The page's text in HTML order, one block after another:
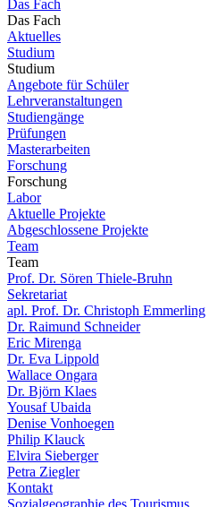
Das Fach
Das Fach
Aktuelles
Studium
Studium
Angebote für Schüler
Lehrveranstaltungen
Studiengänge
Prüfungen
Masterarbeiten
Forschung
Forschung
Labor
Aktuelle Projekte
Abgeschlossene Projekte
Team
Team
Prof. Dr. Sören Thiele-Bruhn
Sekretariat
apl. Prof. Dr. Christoph Emmerling
Dr. Raimund Schneider
Eric Mirenga
Dr. Eva Lippold
Wallace Ongara
Dr. Björn Klaes
Yousaf Ubaida
Denise Vonhoegen
Philip Klauck
Elvira Sieberger
Petra Ziegler
Kontakt
Sozialgeographie des Tourismus